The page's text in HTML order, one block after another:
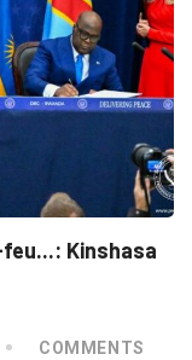
Kinshasa
COMMENTS